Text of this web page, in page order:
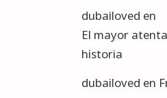
dubailoved en
El mayor
historia
dubailoved en